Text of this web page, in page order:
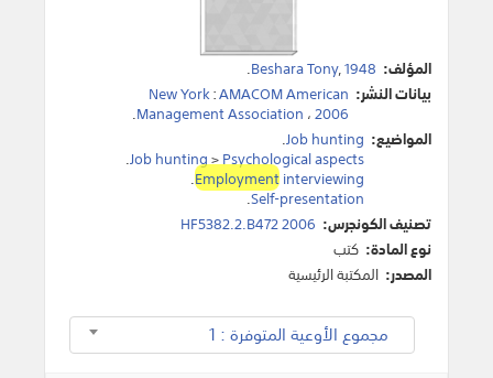
المؤلف: Beshara Tony,1948
.
بيانات النشر:
New York:AMACOM American
Management Association ،2006
.
المواضيع: Job hunting
.
Job hunting>Psychological aspects
.
Employmentinterviewing
.
Self-presentation
.
تصنيف الكونجرس: HF5382.2.B472 2006
نوع المادة: كتب
المصدر: المكتبة الرئيسية
مجموع الأوعية المتوفرة : 1